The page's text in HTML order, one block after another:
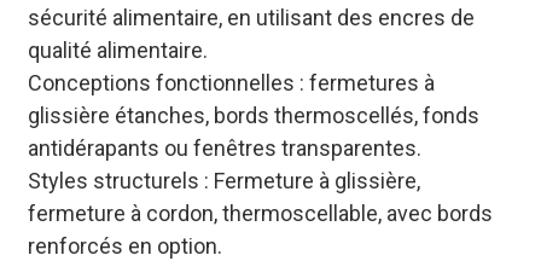
sécurité alimentaire, en utilisant des encres de
qualité alimentaire.
Conceptions fonctionnelles : fermetures à
glissière étanches, bords thermoscellés, fonds
antidérapants ou fenêtres transparentes.
Styles structurels : Fermeture à glissière,
fermeture à cordon, thermoscellable, avec bords
renforcés en option.